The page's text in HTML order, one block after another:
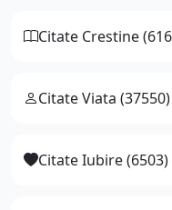
Citate Crestine
Citate Viata (37550)
Citate Iubire (6503)